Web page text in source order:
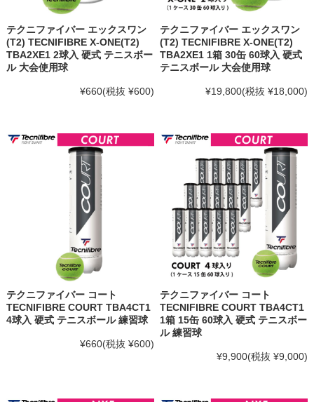
テクニファイバー エックスワン
(T2) TECNIFIBRE X-ONE(T2)
TBA2XE1 2球入 硬式 テニスボー
ル 大会使用球
¥660(税抜 ¥600)
テクニファイバー エックスワン
(T2) TECNIFIBRE X-ONE(T2)
TBA2XE1 1箱 30缶 60球入 硬式
テニスボール 大会使用球
¥19,800(税抜 ¥18,000)
テクニファイバー コート
TECNIFIBRE COURT TBA4CT1
4球入 硬式 テニスボール 練習球
¥660(税抜 ¥600)
テクニファイバー コート
TECNIFIBRE COURT TBA4CT1
1箱 15缶 60球入 硬式 テニスボー
ル 練習球
¥9,900(税抜 ¥9,000)